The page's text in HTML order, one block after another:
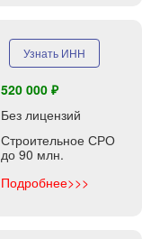
Узнать ИНН
520 000 ₽
Без лицензий
Строительное СРО
до 90 млн.
Подробнее>>>